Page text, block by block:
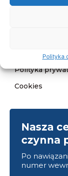
Polityka
Deklaracja
Klauzula
Polityka
Cookies
Nasza
czynna
Po
numer